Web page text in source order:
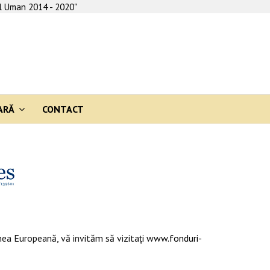
2014 - 2020"
CONTACT
Europeană, vă invităm să vizitaţi www.fonduri-